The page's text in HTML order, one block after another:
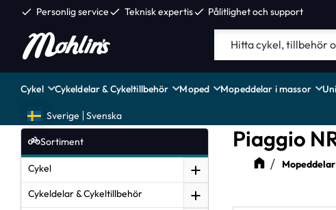
check Personlig servicecheck Teknisk expertischeck Pålitlighet och support
Cykel Cykeldelar & Cykeltillbehör Moped Mopeddelar i massor
Sverige Svenska
Piaggio
Sortiment
Cykel
Cykeldelar & Cykeltillbehör